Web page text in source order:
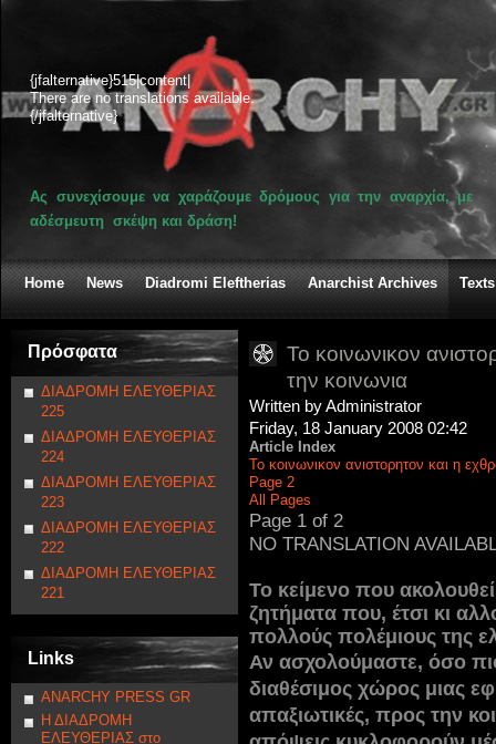
{jfalternative}515|content|
There are no translations available.
{/jfalternative}
Ας συνεχίσουμε να χαράζουμε δρόμους για την αναρχία, με
αδέσμευτη σκέψη και δράση!
Home News Diadromi Eleftherias Anarchist Archives Texts
Πρόσφατα
ΔΙΑΔΡΟΜΗ ΕΛΕΥΘΕΡΙΑΣ
225
ΔΙΑΔΡΟΜΗ ΕΛΕΥΘΕΡΙΑΣ
224
ΔΙΑΔΡΟΜΗ ΕΛΕΥΘΕΡΙΑΣ
223
ΔΙΑΔΡΟΜΗ ΕΛΕΥΘΕΡΙΑΣ
222
ΔΙΑΔΡΟΜΗ ΕΛΕΥΘΕΡΙΑΣ
221
Links
ANARCHY PRESS GR
Η ΔΙΑΔΡΟΜΗ
ΕΛΕΥΘΕΡΙΑΣ στο
Το κοινωνικον
την κοινωνια
Written by Administrator
Friday, 18 January 2008 02:42
Article Index
Το κοινωνικον ανιστορητον και η
Page 2
All Pages
Page 1 of 2
NO TRANSLATION
Το κείμενο που
ζητήματα που, έτσι κι
πολλούς πολέμιους της
Αν ασχολούμαστε, όσο
διαθέσιμος χώρος μιας
απαξιωτικές, προς την